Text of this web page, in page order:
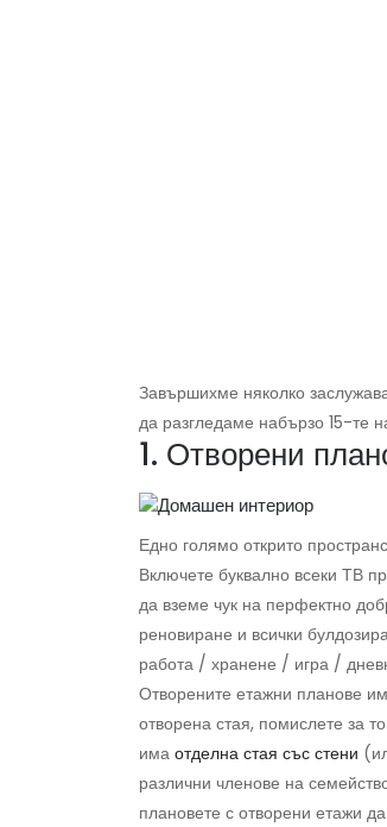
Завършихме няколко
да разгледаме набързо 15-те
1. Отворени
Едно голямо открито
Включете буквално всеки ТВ
да вземе чук на перфектно
реновиране и всички
работа / хранене / игра /
Отворените етажни планове
отворена стая, помислете за
има отделна стая със стени
различни членове на
плановете с отворени етажи